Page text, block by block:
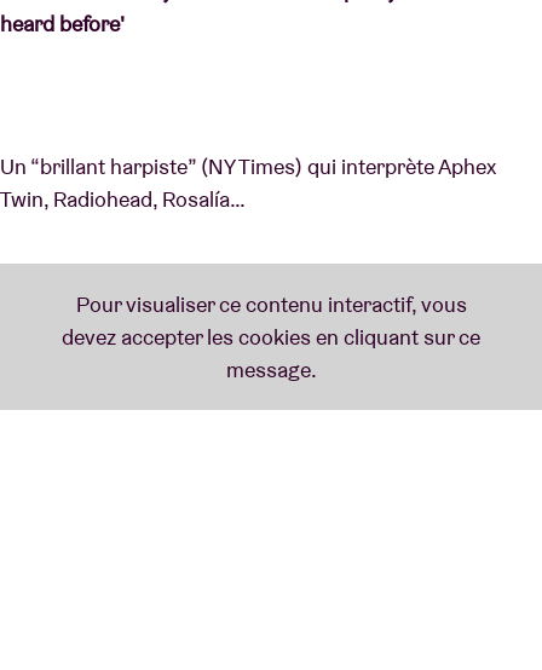
heard before'
Un “brillant harpiste” (NY Times) qui interprète Aphex
Twin, Radiohead, Rosalía…